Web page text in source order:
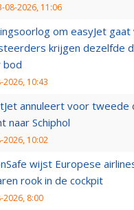
08-2026, 11:06
om easyJet gaat
krijgen dezelfde
bod
2026, 10:43
annuleert voor tweede
naar Schiphol
2026, 10:02
wijst Europese
rook in de cockpit
2026, 8:00